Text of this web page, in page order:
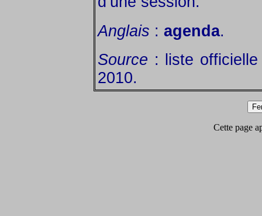
Anglais : agenda.
Source : liste
2010.
Cette page